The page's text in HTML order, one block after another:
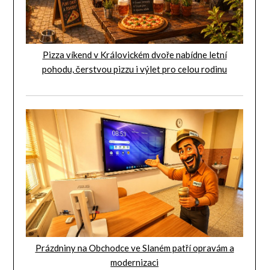
Pizza víkend v Královickém dvoře nabídne letní
pohodu, čerstvou pizzu i výlet pro celou rodinu
Prázdniny na Obchodce ve Slaném patří opravám a
modernizaci